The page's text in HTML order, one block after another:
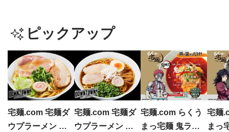
ピックアップ
宅麺.com 宅麺ダ
ウプラーメン プ
宅麺.com 宅麺ダ
ウプラーメン ダ
宅麺.com らくう
まっ宅麺 鬼ラー
宅麺
まっ